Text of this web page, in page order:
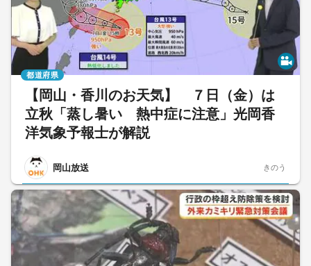
【岡山・香川のお天気】 ７日（金）は
立秋「蒸し暑い 熱中症に注意」光岡香
洋気象予報士が解説
岡山放送
都道府県
きのう